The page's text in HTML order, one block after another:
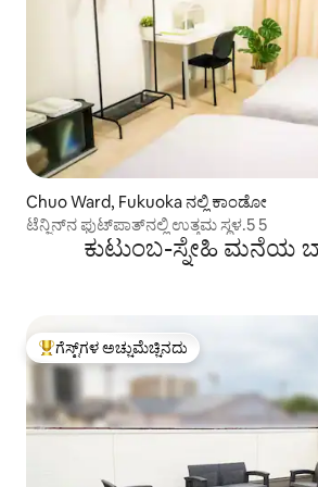
Chuo Ward, Fukuoka ನಲ್ಲಿ ಕಾಂಡೋ
ಟೆನ್ಜಿನ್‌ನ ಫುಟ್‌ಪಾತ್‌ನಲ್ಲಿ ಉತ್ತಮ ಸ್ಥಳ.5 5
ಕುಟುಂಬ-ಸ್ನೇಹಿ ಮನೆಯ
ಗೆಸ್ಟ್‌ಗಳಿಗೆ ಅತಿ ಹೆಚ್ಚು ಅಚ್ಚುಮೆಚ್ಚಿನದು
ಗೆಸ್ಟ್‌ಗಳ ಅಚ್ಚುಮೆಚ್ಚಿನದು